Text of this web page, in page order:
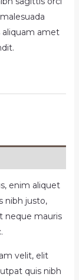
aliquam amet
enim aliquet
nibh justo,
neque mauris
velit, elit
quis nibh